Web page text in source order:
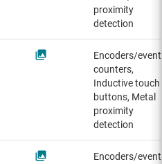
proximity
detection
Encoders/event
counters,
Inductive touch
buttons, Metal
proximity
detection
Encoders/event